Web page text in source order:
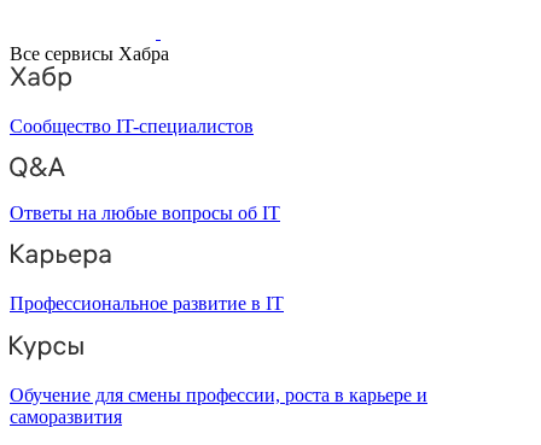
Все сервисы Хабра
Сообщество IT-специалистов
Ответы на любые вопросы об IT
Профессиональное развитие в IT
Обучение для смены профессии, роста в карьере и
саморазвития